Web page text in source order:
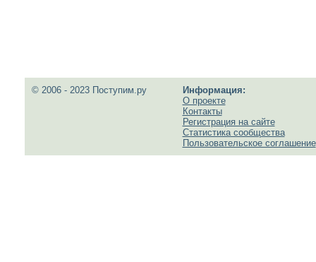
© 2006 - 2023 Поступим.ру
Информация:
О проекте
Контакты
Регистрация на сайте
Статистика сообщества
Пользовательское соглашение